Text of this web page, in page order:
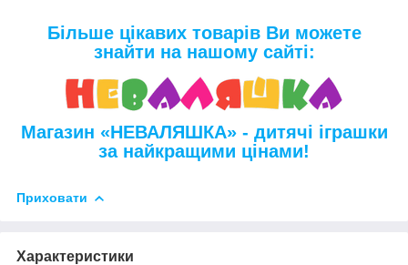
Більше цікавих товарів Ви можете
знайти на нашому сайті:
Магазин «НЕВАЛЯШКА» - дитячі іграшки
за найкращими цінами!
Приховати
Характеристики